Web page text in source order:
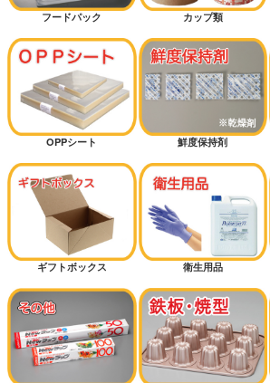
カレーパン
ハードパン
サンドイッチ
マリトッツォ
ピザ
ミルクパン
シフォンケーキ
フードパック カップ類
OPPシート 鮮度保持剤
ギフトボックス 衛生用品